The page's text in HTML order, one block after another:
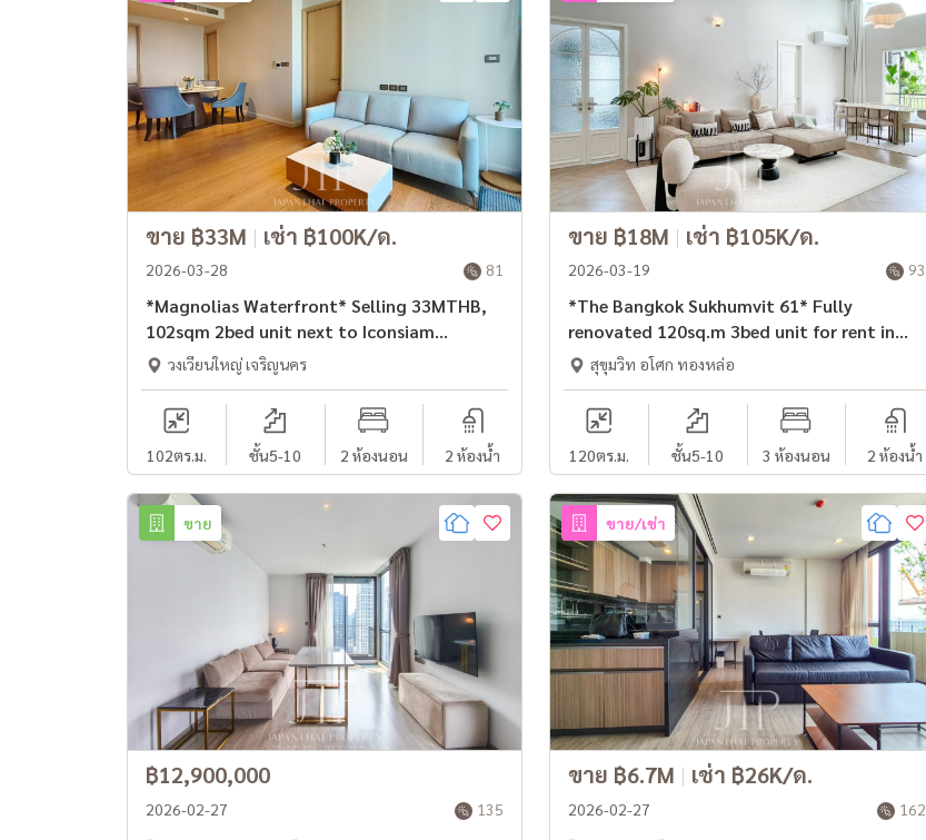
ขาย ฿33M | เช่า ฿100K/ด.
2026-03-28 81
*Magnolias Waterfront* Selling 33MTHB,
102sqm 2bed unit next to Iconsiam
shopping mall
วงเวียนใหญ่ เจริญนคร
102ตร.ม. ชั้น5-10 2 ห้องนอน 2 ห้องน้ำ
ขาย ฿18M | เช่า ฿105K/ด.
2026-03-19 93
*The Bangkok Sukhumvit 61* Fully
renovated 120sq.m 3bed unit for rent in
Ekkamai area.
สุขุมวิท อโศก ทองหล่อ
120ตร.ม. ชั้น5-10 3 ห้องนอน 2 ห้องน้ำ
ขาย
฿12,900,000
2026-02-27 135
ขาย/เช่า
ขาย ฿6.7M | เช่า ฿26K/ด.
2026-02-27 162